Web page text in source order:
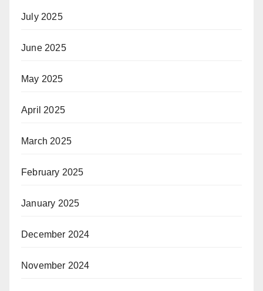
July 2025
June 2025
May 2025
April 2025
March 2025
February 2025
January 2025
December 2024
November 2024